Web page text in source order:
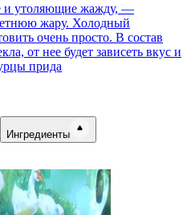
и утоляющие жажду, —
жару. Холодный
очень просто. В состав
от нее будет зависеть вкус и
прида
Ингредиенты